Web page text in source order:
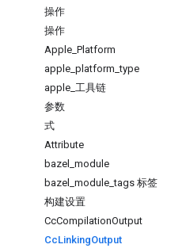
操作
操作
Apple Platform
apple platform _type
apple 工具链
参数
式
Attribute
bazel module
bazel module _tags 标签
构建设置
CcCompilationOutput
CcLinkingOutput